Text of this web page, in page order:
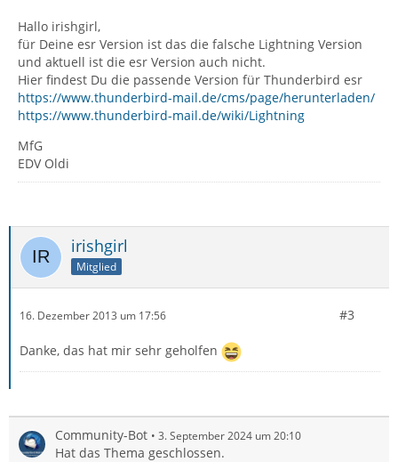
Hallo irishgirl,
für Deine esr Version ist das die falsche Lightning Version
und aktuell ist die esr Version auch nicht.
Hier findest Du die passende Version für Thunderbird esr
https://www.thunderbird-mail.de/cms/page/herunterladen/
https://www.thunderbird-mail.de/wiki/Lightning
MfG
EDV Oldi
irishgirl
Mitglied
16. Dezember 2013 um 17:56 #3
Danke, das hat mir sehr geholfen
Community-Bot 3. September 2024 um 20:10
Hat das Thema geschlossen.